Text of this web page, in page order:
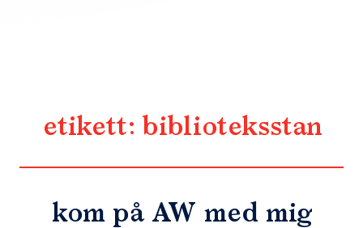
etikett: biblioteksstan
kom på AW med mig